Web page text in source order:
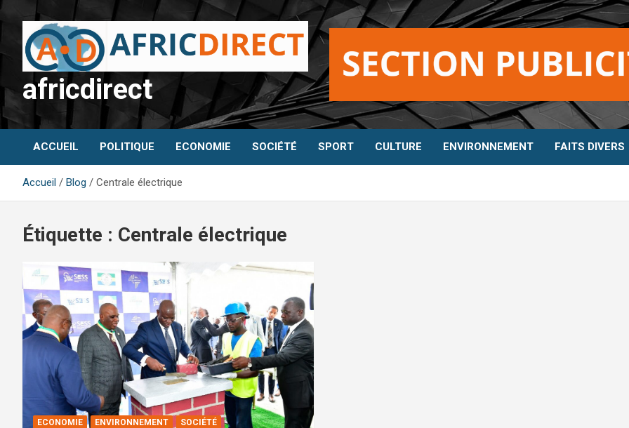
Aller
contenu
africdirect
ACCUEIL POLITIQUE ECONOMIE SOCIÉTÉ SPORT CULTURE ENVIRONNEMENT FAITS DIVERS
Accueil Blog Centrale électrique
Étiquette : Centrale électrique
ECONOMIE ENVIRONNEMENT SOCIÉTÉ